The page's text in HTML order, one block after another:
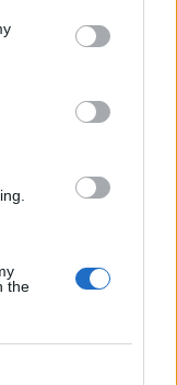
the
FPAK Júnior Team